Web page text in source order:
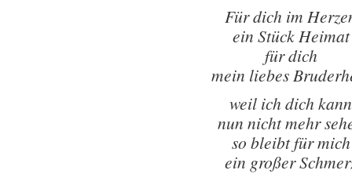
Für dich im
ein Stück Heimat
für dich
mein liebes
weil ich dich kann
nun nicht mehr
so bleibt für mich
ein großer